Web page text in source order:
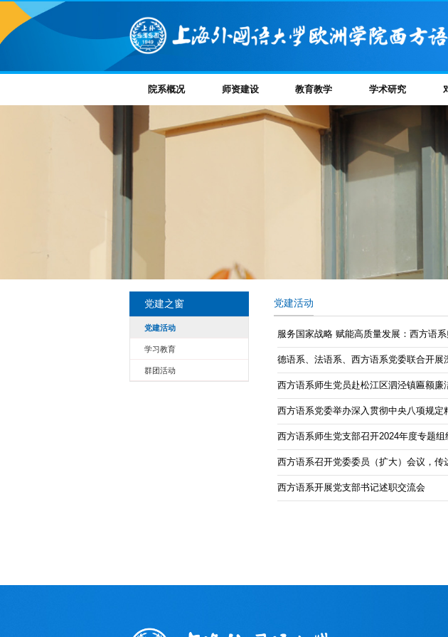
院系概况 师资建设 教育教学 学术研究
党建之窗
党建活动
学习教育
群团活动
党建活动
服务国家战略 赋能高质量发展：西方语
德语系、法语系、西方语系党委联合开
西方语系师生党员赴松江区泗泾镇匾额
西方语系党委举办深入贯彻中央八项规
西方语系师生党支部召开2024年度专题组
西方语系召开党委委员（扩大）会议，
西方语系开展党支部书记述职交流会